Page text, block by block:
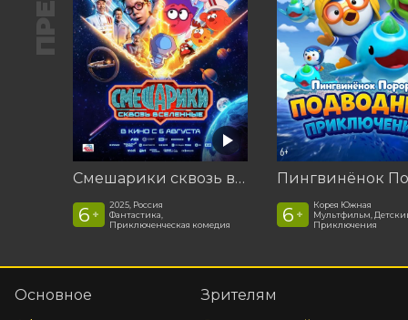
Смешарики сквозь вселенные
6 +
2025, Россия
Фантастика,
Приключенческая комедия
6 +
Корея Южная
Мультфильм,
Приключения
Основное
Зрителям